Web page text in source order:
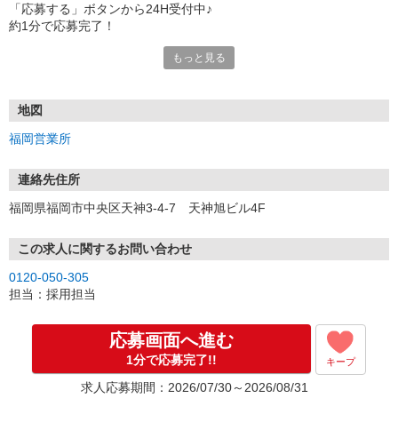
「応募する」ボタンから24H受付中♪
約1分で応募完了！
①応募から3営業日を目安に、メールorお電話でご連絡します。
★スマホでWEB面接（LINEなど）・出張面接・事務所面接と選べま
す
③面接実施（履歴書不要）
※ご希望があれば、職場見学の調整もOKです！
お気軽にご応募ください♪
もっと見る
地図
福岡営業所
連絡先住所
福岡県福岡市中央区天神3-4-7 天神旭ビル4F
この求人に関するお問い合わせ
0120-050-305
担当：採用担当
応募画面へ進む
1分で応募完了!! キープ
求人応募期間：2026/07/30～2026/08/31